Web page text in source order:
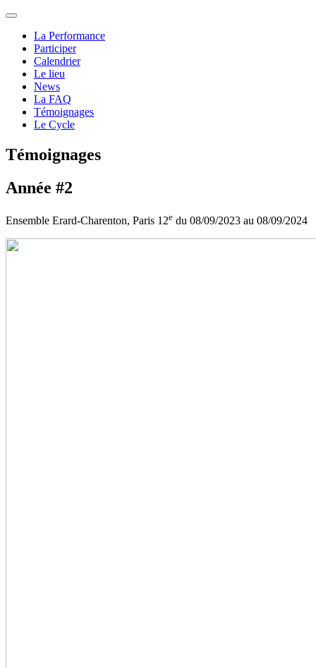
La Performance
Participer
Calendrier
Le lieu
News
La FAQ
Témoignages
Le Cycle
Témoignages
Année #2
Ensemble Erard-Charenton, Paris 12e du 08/09/2023 au 08/09/2024